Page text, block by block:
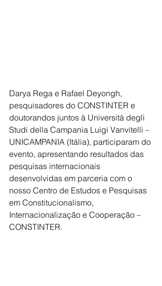
Darya Rega e Rafael Deyongh,
pesquisadores do CONSTINTER e
doutorandos juntos à Università degli
Studi della Campania Luigi Vanvitelli –
UNICAMPANIA (Itália), participaram do
evento, apresentando resultados das
pesquisas internacionais
desenvolvidas em parceria com o
nosso Centro de Estudos e Pesquisas
em Constitucionalismo,
Internacionalização e Cooperação –
CONSTINTER.